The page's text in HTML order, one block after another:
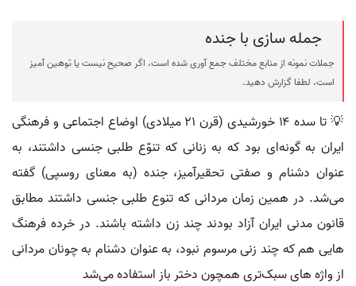
جمله سازی با جنده
جملات نمونه از منابع مختلف جمع آوری شده است، اگر صحیح نیست یا توهین آمیز
است، لطفا گزارش دهید.
💡 تا سده ۱۴ خورشیدی (قرن ۲۱ میلادی) اوضاع اجتماعی و فرهنگی
ایران به گونه‌ای بود که به زنانی که تنوّع‌ طلبی جنسی داشتند، به
عنوان دشنام و صفتی تحقیرآمیز، جنده (به معنای روسپی) گفته
می‌شد. در همین زمان مردانی که تنوع طلبی جنسی داشتند مطابق
قانون مدنی ایران آزاد بودند چند زن داشته باشند. در خرده‌ فرهنگ‌
هایی هم که چند زنی مرسوم نبود، به عنوان دشنام به چونان مردانی
از واژه‌ های سبک‌تری همچون دختر باز استفاده می‌شد